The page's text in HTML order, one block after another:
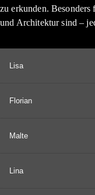
zu erkunden.
und Architektur sind –
Lisa
Florian
Malte
Lina